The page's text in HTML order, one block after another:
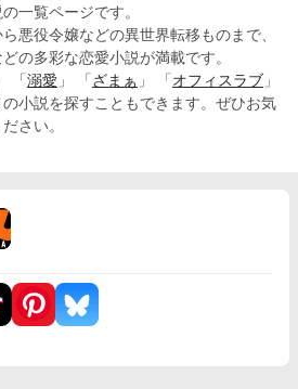
一覧ページです。
悪役令嬢などの異世界転移ものまで、
の多彩な恋愛小説が満載です。
「 溺愛 」 「 ざまぁ 」 「 オフィスラブ 」
小説を探すこともできます。ぜひお気
さい。